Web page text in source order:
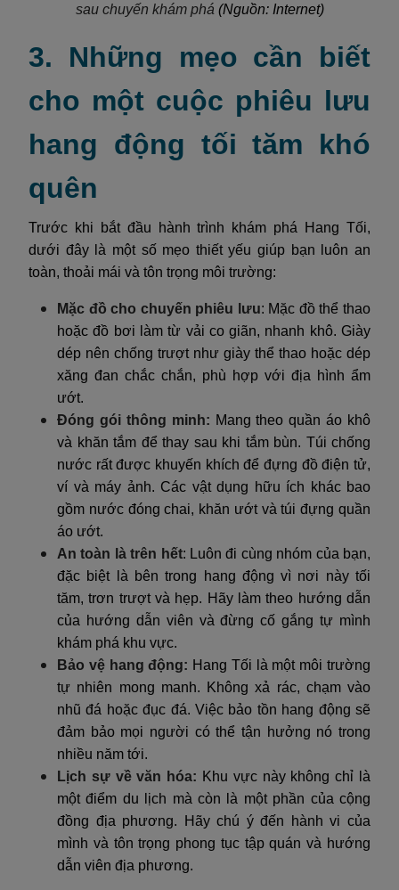
sau chuyến khám phá (Nguồn: Internet)
3. Những mẹo cần biết
cho một cuộc phiêu lưu
hang động tối tăm khó
quên
Trước khi bắt đầu hành trình khám phá Hang Tối,
dưới đây là một số mẹo thiết yếu giúp bạn luôn an
toàn, thoải mái và tôn trọng môi trường:
Mặc đồ cho chuyến phiêu lưu: Mặc đồ thể thao
hoặc đồ bơi làm từ vải co giãn, nhanh khô. Giày
dép nên chống trượt như giày thể thao hoặc dép
xăng đan chắc chắn, phù hợp với địa hình ẩm
ướt.
Đóng gói thông minh: Mang theo quần áo khô
và khăn tắm để thay sau khi tắm bùn. Túi chống
nước rất được khuyến khích để đựng đồ điện tử,
ví và máy ảnh. Các vật dụng hữu ích khác bao
gồm nước đóng chai, khăn ướt và túi đựng quần
áo ướt.
An toàn là trên hết: Luôn đi cùng nhóm của bạn,
đặc biệt là bên trong hang động vì nơi này tối
tăm, trơn trượt và hẹp. Hãy làm theo hướng dẫn
của hướng dẫn viên và đừng cố gắng tự mình
khám phá khu vực.
Bảo vệ hang động: Hang Tối là một môi trường
tự nhiên mong manh. Không xả rác, chạm vào
nhũ đá hoặc đục đá. Việc bảo tồn hang động sẽ
đảm bảo mọi người có thể tận hưởng nó trong
nhiều năm tới.
Lịch sự về văn hóa: Khu vực này không chỉ là
một điểm du lịch mà còn là một phần của cộng
đồng địa phương. Hãy chú ý đến hành vi của
mình và tôn trọng phong tục tập quán và hướng
dẫn viên địa phương.